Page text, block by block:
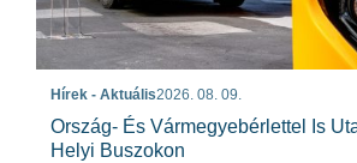
Hírek - Aktuális2026. 08. 09.
Ország- És Vármegyebérlettel Is
Helyi Buszokon